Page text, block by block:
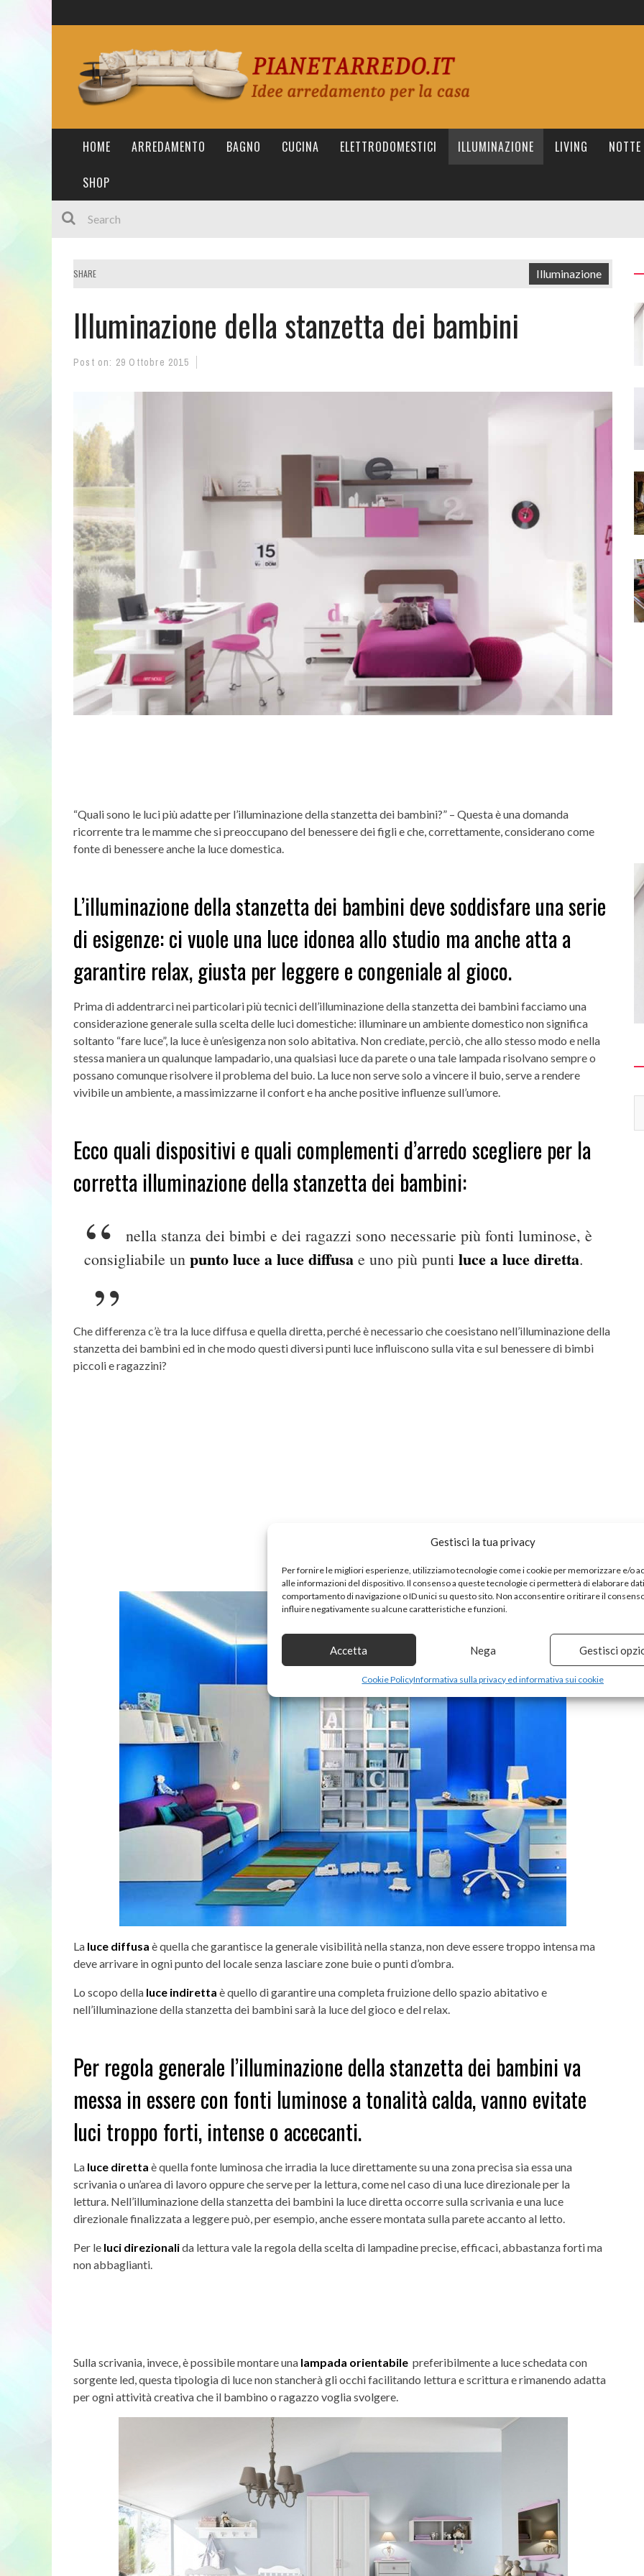
Gestisci la tua privacy
Per fornire le migliori esperienze, utilizziamo tecnologie come i cookie per memorizzare e/o
alle informazioni del dispositivo. Il consenso a queste tecnologie ci permetterà di elaborare
comportamento di navigazione o ID unici su questo sito. Non acconsentire o ritirare il
influire negativamente su alcune caratteristiche e funzioni.
Accetta Nega Gestisci
Cookie PolicyInformativa sulla privacy ed informativa sui cookie
HOME ARREDAMENTO BAGNO CUCINA ELETTRODOMESTICI ILLUMINAZIONE LIVING NOTTE
SHOP
SHARE Illuminazione
Illuminazione della stanzetta dei bambini
Post on: 29 Ottobre 2015
“Quali sono le luci più adatte per l’illuminazione della stanzetta dei bambini?” – Questa è una domanda
ricorrente tra le mamme che si preoccupano del benessere dei figli e che, correttamente, considerano come
fonte di benessere anche la luce domestica.
L’illuminazione della stanzetta dei bambini deve soddisfare una serie
di esigenze: ci vuole una luce idonea allo studio ma anche atta a
garantire relax, giusta per leggere e congeniale al gioco.
Prima di addentrarci nei particolari più tecnici dell’illuminazione della stanzetta dei bambini facciamo una
considerazione generale sulla scelta delle luci domestiche: illuminare un ambiente domestico non significa
soltanto “fare luce”, la luce è un’esigenza non solo abitativa. Non crediate, perciò, che allo stesso modo e nella
stessa maniera un qualunque lampadario, una qualsiasi luce da parete o una tale lampada risolvano sempre o
possano comunque risolvere il problema del buio. La luce non serve solo a vincere il buio, serve a rendere
vivibile un ambiente, a massimizzarne il confort e ha anche positive influenze sull’umore.
Ecco quali dispositivi e quali complementi d’arredo scegliere per la
corretta illuminazione della stanzetta dei bambini:
nella stanza dei bimbi e dei ragazzi sono necessarie più fonti luminose, è
consigliabile un punto luce a luce diffusa e uno più punti luce a luce diretta.
Che differenza c’è tra la luce diffusa e quella diretta, perché è necessario che coesistano nell’illuminazione della
stanzetta dei bambini ed in che modo questi diversi punti luce influiscono sulla vita e sul benessere di bimbi
piccoli e ragazzini?
La luce diffusa è quella che garantisce la generale visibilità nella stanza, non deve essere troppo intensa ma
deve arrivare in ogni punto del locale senza lasciare zone buie o punti d’ombra.
Lo scopo della luce indiretta è quello di garantire una completa fruizione dello spazio abitativo e
nell’illuminazione della stanzetta dei bambini sarà la luce del gioco e del relax.
Per regola generale l’illuminazione della stanzetta dei bambini va
messa in essere con fonti luminose a tonalità calda, vanno evitate
luci troppo forti, intense o accecanti.
La luce diretta è quella fonte luminosa che irradia la luce direttamente su una zona precisa sia essa una
scrivania o un’area di lavoro oppure che serve per la lettura, come nel caso di una luce direzionale per la
lettura. Nell’illuminazione della stanzetta dei bambini la luce diretta occorre sulla scrivania e una luce
direzionale finalizzata a leggere può, per esempio, anche essere montata sulla parete accanto al letto.
Per le luci direzionalida lettura vale la regola della scelta di lampadine precise, efficaci, abbastanza forti ma
non abbaglianti.
Sulla scrivania, invece, è possibile montare una lampada orientabile preferibilmente a luce schedata con
sorgente led, questa tipologia di luce non stancherà gli occhi facilitando lettura e scrittura e rimanendo adatta
per ogni attività creativa che il bambino o ragazzo voglia svolgere.